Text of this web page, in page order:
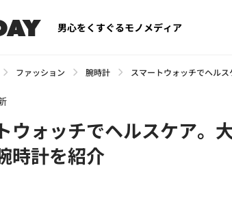
男心をくすぐるモノメディア
ファッション 腕時計 スマートウォッチでヘル
ウォッチでヘルスケア。
時計を紹介